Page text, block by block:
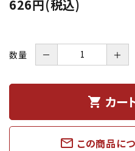
626円(税込)
数量 － ＋
shopping_cart カー
mail_outline この商品に